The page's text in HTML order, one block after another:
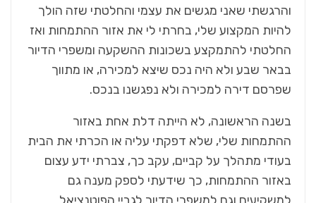
והרגשתי שאני מגשים את עצמי והחלטתי שזה הולך
להיות המקצוע שלי, בחרתי לי את אזור ההתמחות ואז
החלטתי להתמקצע בשכונות ההשקעה ומשפרי הדיור
בבאר שבע ולא היה נכס שיצא למכירה, או מתווך
שפרסם דירה למכירה ולא נפגשנו בנכס.
בשנה הראשונה, לא הייתה דלת אחת באזור
ההתמחות שלי, שלא דפקתי עליה או הכרתי את הבית
בעודי מתהלך על קביים, עקב כך, צברתי ידע עצום
באזור ההתמחות, כך שידעתי לספק מענה גם